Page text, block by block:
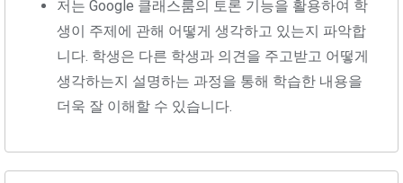
저는 Google 클래스룸의 토론 기능을 활용하여 학
생이 주제에 관해 어떻게 생각하고 있는지 파악합
니다. 학생은 다른 학생과 의견을 주고받고 어떻게
생각하는지 설명하는 과정을 통해 학습한 내용을
더욱 잘 이해할 수 있습니다.